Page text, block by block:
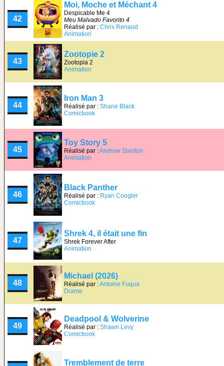
42
Moi, Moche et Méchant 4
Despicable Me 4
Meu Malvado Favorito 4
Réalisé par : Chris Renaud
Animation
43
Zootopie 2
Zootopia 2
Animation
44
Iron Man 3
Réalisé par : Shane Black
Comicbook
45
Toy Story 5
Réalisé par :Andrew Stanton
Animation
46
Black Panther
Réalisé par : Ryan Coogler
Comicbook
47
Shrek 4, il était une fin
Shrek Forever After
Animation
48
Michael (2026)
Réalisé par :Antoine Fuqua
Drame
49
Deadpool & Wolverine
Réalisé par : Shawn Levy
Comicbook
Tremblement de terre